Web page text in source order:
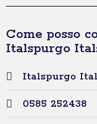
Come posso
Italspurgo
Italspurgo
0585 252438